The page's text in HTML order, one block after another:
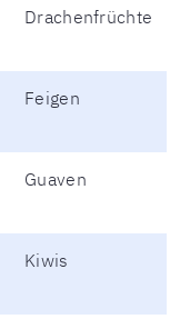
Drachenfrüchte
Feigen
Guaven
Kiwis